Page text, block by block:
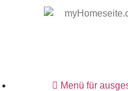
Menü für